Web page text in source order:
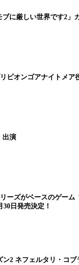
に厳しい世界です2」
ビオンゴアナイトメア
出演
ーズがベースのゲーム
日発売決定！
2 ネフェルタリ・コブ